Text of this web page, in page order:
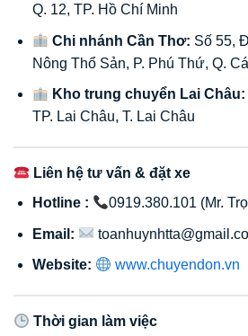
Q. 12, TP. Hồ Chí Minh
Chi nhánh Cần Thơ: Số 55,
Nông Thổ Sản, P. Phú Thứ, Q.
Kho trung chuyển Lai Châu:
TP. Lai Châu, T. Lai Châu
Liên hệ tư vấn & đặt xe
Hotline :
0919.380.101 (Mr.
Email:
Website: www.chuyendon.vn
Thời gian làm việc